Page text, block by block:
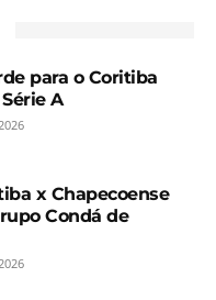
para o Coritiba
A
x Chapecoense
Condá de